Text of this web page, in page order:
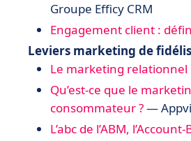
Groupe Efficy CRM
Engagement client :
Leviers marketing de
Le marketing relationnel
Qu’est-ce que le
consommateur ?—
L’abc de l’ABM,